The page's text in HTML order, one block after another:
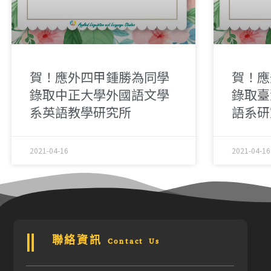
賀！應外四甲鍾勝為同學
錄取中正大學外國語文學
系英語教學研究所
2021-04-16
賀！
錄取
語系
2021-04-16
聯絡資訊 Contact Us